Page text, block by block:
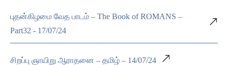
புதன்கிழமை வேத பாடம் – The Book of ROMANS –
Part32 - 17/07/24
சிறப்பு ஞாயிறு ஆராதனை – தமிழ் – 14/07/24